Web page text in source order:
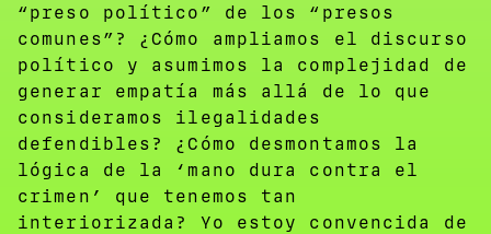
“preso político” de los “presos
comunes”? ¿Cómo ampliamos el discurso
político y asumimos la complejidad de
generar empatía más allá de lo que
consideramos ilegalidades
defendibles? ¿Cómo desmontamos la
lógica de la ‘mano dura contra el
crimen’ que tenemos tan
interiorizada? Yo estoy convencida de